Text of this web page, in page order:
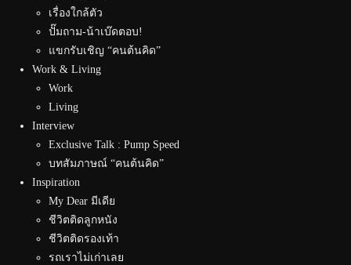
เรื่องใกล้ตัว
ปั๊มถาม-น้าเบ๊ดตอบ!
แขกรับเชิญ “คนต้นคิด”
Work & Living
Work
Living
Interview
Exclusive Talk : Pump Speed
บทสัมภาษณ์ “คนต้นคิด”
Inspiration
My Dear มีเดีย
ชีวิตติดลูกหนัง
ชีวิตติดรองเท้า
รถเราไม่เก่าเลย